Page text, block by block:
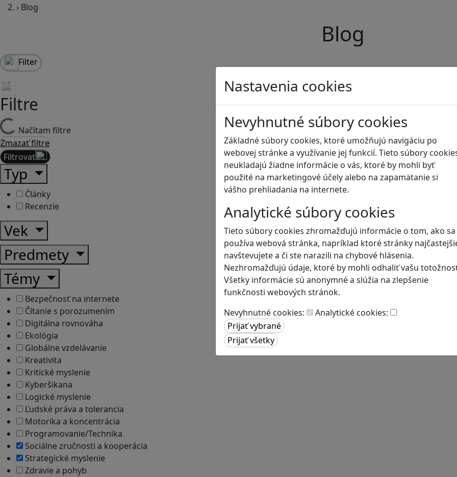
Nastavenia cookies
Nevyhnutné súbory cookies
Základné súbory cookies, ktoré umožňujú navigáciu po
webovej stránke a využívanie jej funkcií. Tieto súbory
neukladajú žiadne informácie o vás, ktoré by mohli byť
použité na marketingové účely alebo na zapamätanie si
vášho prehliadania na internete.
Analytické súbory cookies
Tieto súbory cookies zhromažďujú informácie o tom, ako sa
používa webová stránka, napríklad ktoré stránky
navštevujete a či ste narazili na chybové hlásenia.
Nezhromažďujú údaje, ktoré by mohli odhaliť vašu
Všetky informácie sú anonymné a slúžia na zlepšenie
funkčnosti webových stránok.
Nevyhnutné cookies:
Analytické cookies:
› Blog
Blog
Filter
Filtre
Načítam filtre
Zmazať filtre
Filtrovať
Typ
Články
Recenzie
Vek
Predmety
Témy
Bezpečnosť na internete
Čítanie s porozumením
Digitálna rovnováha
Ekológia
Globálne vzdelávanie
Kreativita
Kritické myslenie
Kyberšikana
Logické myslenie
Ľudské práva a tolerancia
Motorika a koncentrácia
Programovanie/Technika
Sociálne zručnosti a kooperácia
Strategické myslenie
Zdravie a pohyb